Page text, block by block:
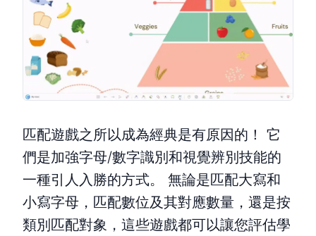
匹配遊戲之所以成為經典是有原因的！ 它
們是加強字母/數字識別和視覺辨別技能的
一種引人入勝的方式。 無論是匹配大寫和
小寫字母，匹配數位及其對應數量，還是按
類別匹配對象，這些遊戲都可以讓您評估學